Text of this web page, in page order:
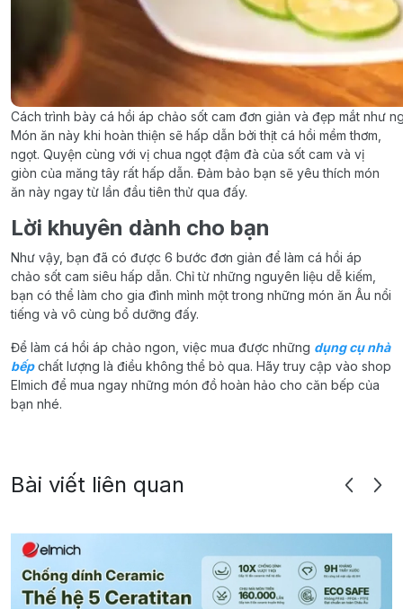
Cách trình bày cá hồi áp chảo sốt cam đơn giản và đẹp mắt như
Món ăn này khi hoàn thiện sẽ hấp dẫn bởi thịt cá hồi mềm thơm,
ngọt. Quyện cùng với vị chua ngọt đậm đà của sốt cam và vị
giòn của măng tây rất hấp dẫn. Đảm bảo bạn sẽ yêu thích món
ăn này ngay từ lần đầu tiên thử qua đấy.
Lời khuyên dành cho bạn
Như vậy, bạn đã có được 6 bước đơn giản để làm cá hồi áp
chảo sốt cam siêu hấp dẫn. Chỉ từ những nguyên liệu dễ kiếm,
bạn có thể làm cho gia đình mình một trong những món ăn Âu nổi
tiếng và vô cùng bổ dưỡng đấy.
Để làm cá hồi áp chảo ngon, việc mua được những dụng cụ nhà
bếpchất lượng là điều không thể bỏ qua. Hãy truy cập vào shop
Elmich để mua ngay những món đồ hoàn hảo cho căn bếp của
bạn nhé.
Bài viết liên quan